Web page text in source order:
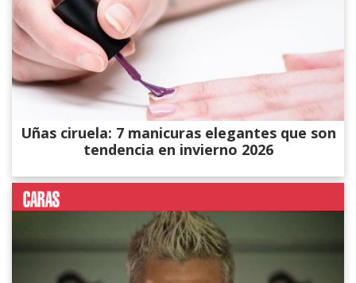
Uñas ciruela: 7 manicuras elegantes que son
tendencia en invierno 2026